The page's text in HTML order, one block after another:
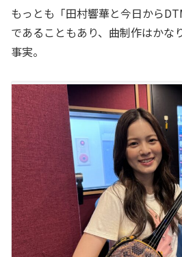
もっとも「田村響華と今日から
であることもあり、曲制作はかな
事実。